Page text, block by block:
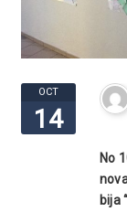
OCT
14
No
bija